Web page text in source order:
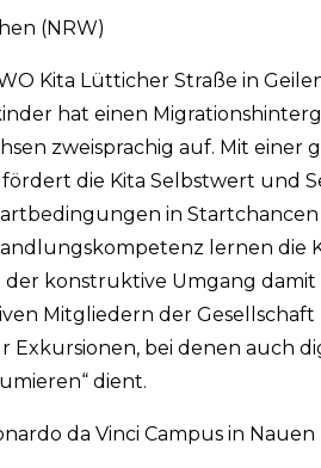
(NRW)
Kita Lütticher Straße in
hat einen
zweisprachig auf. Mit einer
die Kita Selbstwert und
in
lernen die
konstruktive Umgang
Mitgliedern der Gesellschaft
bei denen auch
dient.
da Vinci Campus in